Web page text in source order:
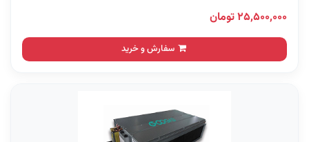
۲۵,۵۰۰,۰۰۰ تومان
سفارش و خرید